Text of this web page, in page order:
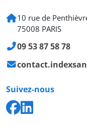
10 rue de
75008 PARIS
09 53 87 58 78
Suivez-nous